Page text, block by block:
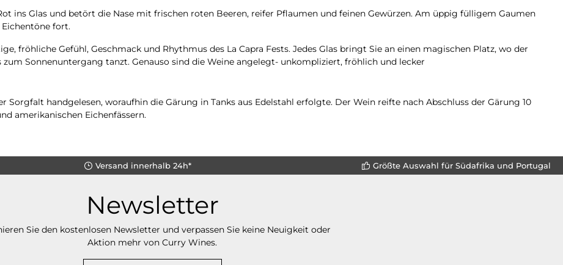
ins Glas und betört die Nase mit frischen roten Beeren, reifer Pflaumen und feinen Gewürzen. Am üppig fülligem Gaumen
fort.
fröhliche Gefühl, Geschmack und Rhythmus des La Capra Fests. Jedes Glas bringt Sie an einen magischen Platz, wo der
Sonnenuntergang tanzt. Genauso sind die Weine angelegt- unkompliziert, fröhlich und lecker
Sorgfalt handgelesen, woraufhin die Gärung in Tanks aus Edelstahl erfolgte. Der Wein reifte nach Abschluss der Gärung 10
amerikanischen Eichenfässern.
Versand innerhalb 24h* Größte Auswahl für Südafrika und Portugal
Newsletter
Sie den kostenlosen Newsletter und verpassen Sie keine Neuigkeit oder
Aktion mehr von Curry Wines.